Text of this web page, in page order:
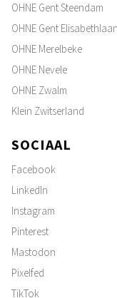
OHNE Gent Steendam
OHNE Gent Elisabethlaan
OHNE Merelbeke
OHNE Nevele
OHNE Zwalm
Klein Zwitserland
SOCIAAL
Facebook
LinkedIn
Instagram
Pinterest
Mastodon
Pixelfed
TikTok